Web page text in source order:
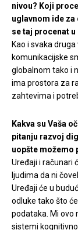
nivou? Koji
uglavnom ide
se taj procenat
Kao i svaka
komunikacijske
globalnom tako i
ima prostora za
zahtevima i
Kakva su Vaša
pitanju razvoj
uopšte možemo
Uređaji i računari
ljudima da ni
Uređaji će u
odluke tako što
podataka. Mi ovo
sistemi